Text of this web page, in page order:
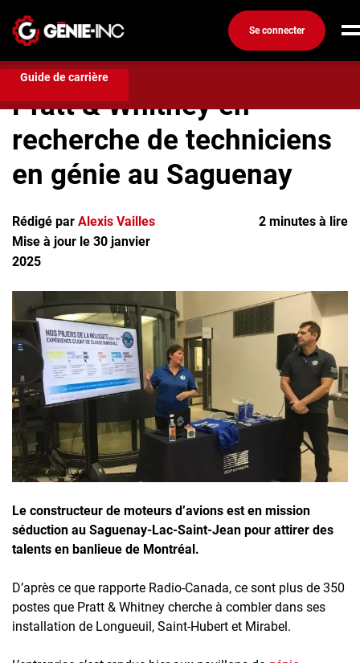
Se connecter
Connexion
Créez un compte
Emplois
Recherchez un emploi
Ma boîte à outils
Conseils carrière
Métiers
Info génie
Nos chroniques
Inscrivez-vous à l'infolettre
Employeurs
Publiez une offre d'emploi
Guide de carrière
Recherchez un emploi
Pratt & Whitney en recherche de
techniciens en génie au Saguenay
Pratt & Whitney en
recherche de techniciens
en génie au Saguenay
Rédigé par Alexis Vailles
Mise à jour le 30 janvier
2025
2 minutes à lire
Le constructeur de moteurs d’avions est en mission
séduction au Saguenay-Lac-Saint-Jean pour attirer des
talents en banlieue de Montréal.
D’après ce que rapporte Radio-Canada, ce sont plus de 350
postes que Pratt & Whitney cherche à combler dans ses
installation de Longueuil, Saint-Hubert et Mirabel.